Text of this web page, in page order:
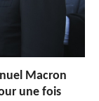
Macron
une fois